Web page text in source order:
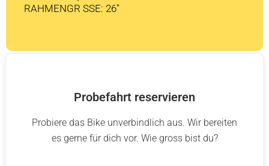
RAHMENGR SSE: 26″
Probefahrt reservieren
Probiere das Bike unverbindlich aus. Wir bereiten
es gerne für dich vor. Wie gross bist du?